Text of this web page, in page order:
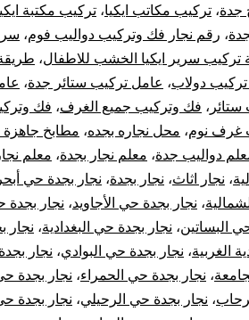
دولاب
قطع
أثاث
أيكيا
صيانة
وإصلاح
الأبواب
جدة، تركيب مكاتب ايكيا، تركيب مكتبة
، رقم نجار فك وتركيب دواليب فوم،
تركيب سرير ايكيا الخشب للاطفال،
دولاب، عامل تركيب ستائر جدة،
، فك وتركيب جميع الغرف، فك
غرف نوم، محل نجاره بجده، مطابخ جاهزة
دواليب جدة، معلم نجار بجدة، معلم
، نجار اثاث، نجار بجدة، نجار بجدة حي أبحر
، نجار بجدة حي الأجاويد، نجار بجدة
البساتين، نجار بجدة حي البغدادية، نجار
الغربية، نجار بجدة حي البوادي، نجار
، نجار بجدة حي الحمراء، نجار بجدة
، نجار بجدة حي الرحيلي، نجار بجدة